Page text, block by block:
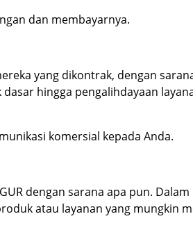
dan membayarnya.
yang dikontrak, dengan
hingga pengalihdayaan
komersial kepada Anda.
dengan sarana apa pun.
atau layanan yang mungkin